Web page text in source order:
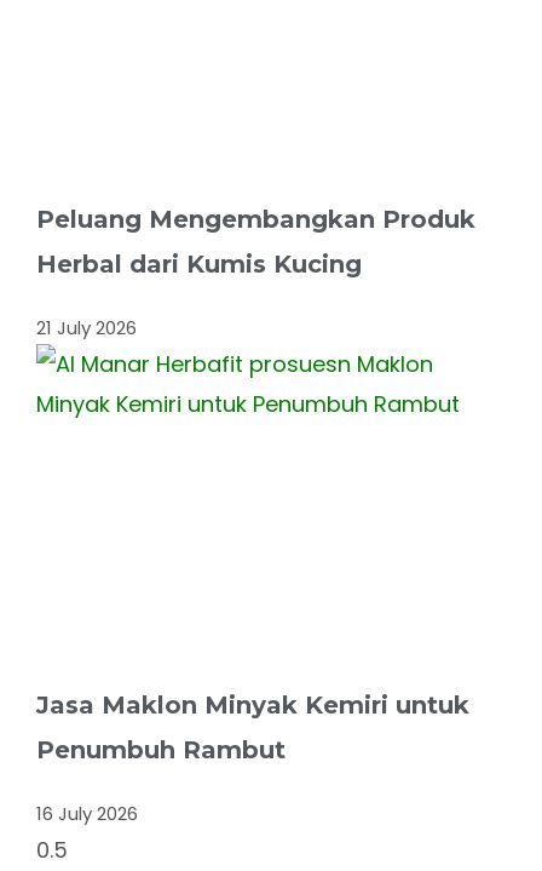
Peluang Mengembangkan Produk
Herbal dari Kumis Kucing
21 July 2026
Jasa Maklon Minyak Kemiri untuk
Penumbuh Rambut
16 July 2026